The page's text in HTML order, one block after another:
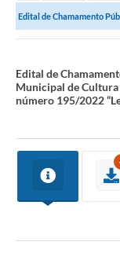
Edital de Chamamento
Edital de
Municipal de Cultura
número 195/2022